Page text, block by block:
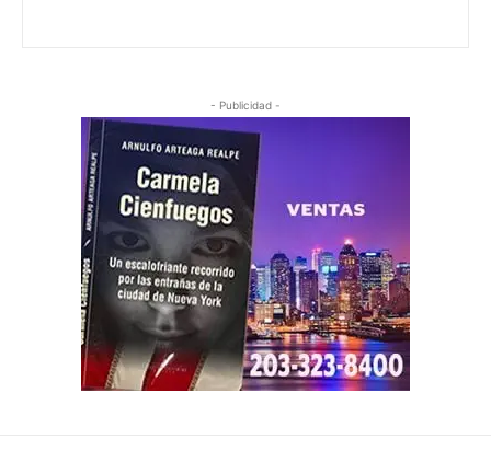
- Publicidad -